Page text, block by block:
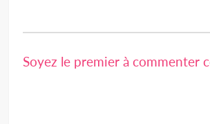
Soyez le premier à commenter